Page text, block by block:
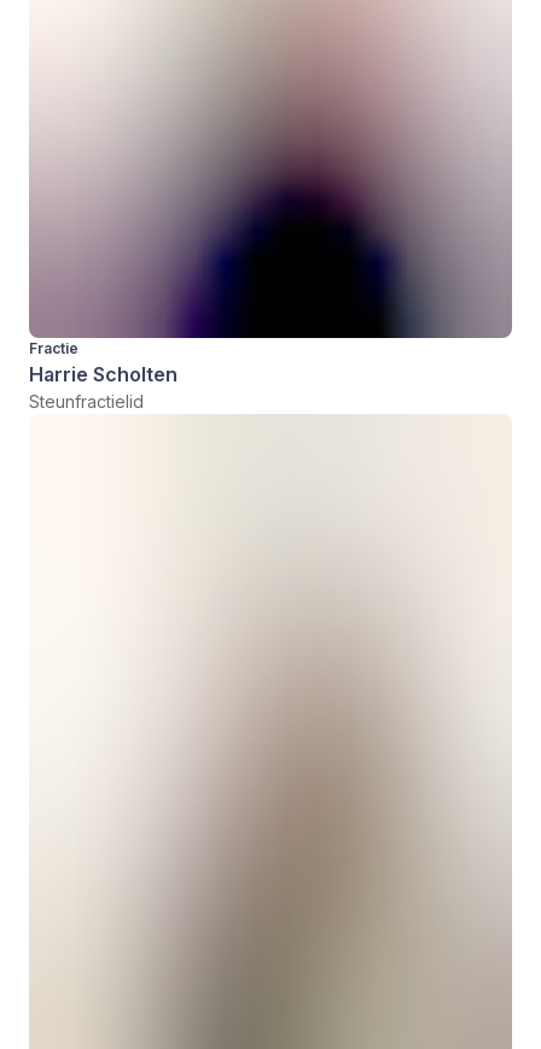
Fractie
Harrie Scholten
Steunfractielid